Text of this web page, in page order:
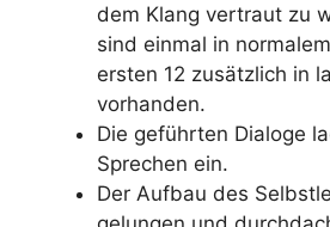
dem Klang vertraut zu
sind einmal in
ersten 12 zusätzlich in
vorhanden.
Die geführten Dialoge
Sprechen ein.
Der Aufbau des